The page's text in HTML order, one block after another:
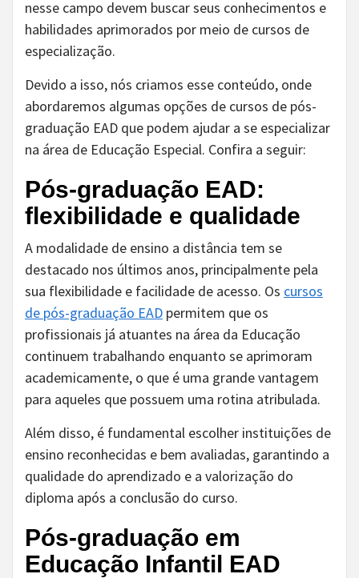
nesse campo devem buscar seus conhecimentos e
habilidades aprimorados por meio de cursos de
especialização.
Devido a isso, nós criamos esse conteúdo, onde
abordaremos algumas opções de cursos de pós-
graduação EAD que podem ajudar a se especializar
na área de Educação Especial. Confira a seguir:
Pós-graduação EAD:
flexibilidade e qualidade
A modalidade de ensino a distância tem se
destacado nos últimos anos, principalmente pela
sua flexibilidade e facilidade de acesso. Os cursos
de pós-graduação EAD permitem que os
profissionais já atuantes na área da Educação
continuem trabalhando enquanto se aprimoram
academicamente, o que é uma grande vantagem
para aqueles que possuem uma rotina atribulada.
Além disso, é fundamental escolher instituições de
ensino reconhecidas e bem avaliadas, garantindo a
qualidade do aprendizado e a valorização do
diploma após a conclusão do curso.
Pós-graduação em
Educação Infantil EAD